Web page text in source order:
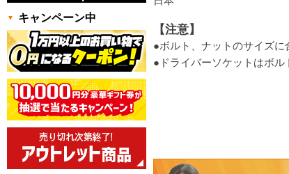
【注意】
●ボルト、ナットのサイズに
●ドライバーソケットはボル
キャンペーン中